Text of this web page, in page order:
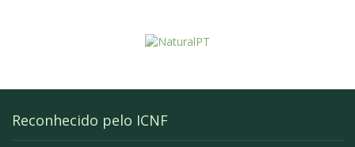
Reconhecido pelo ICNF